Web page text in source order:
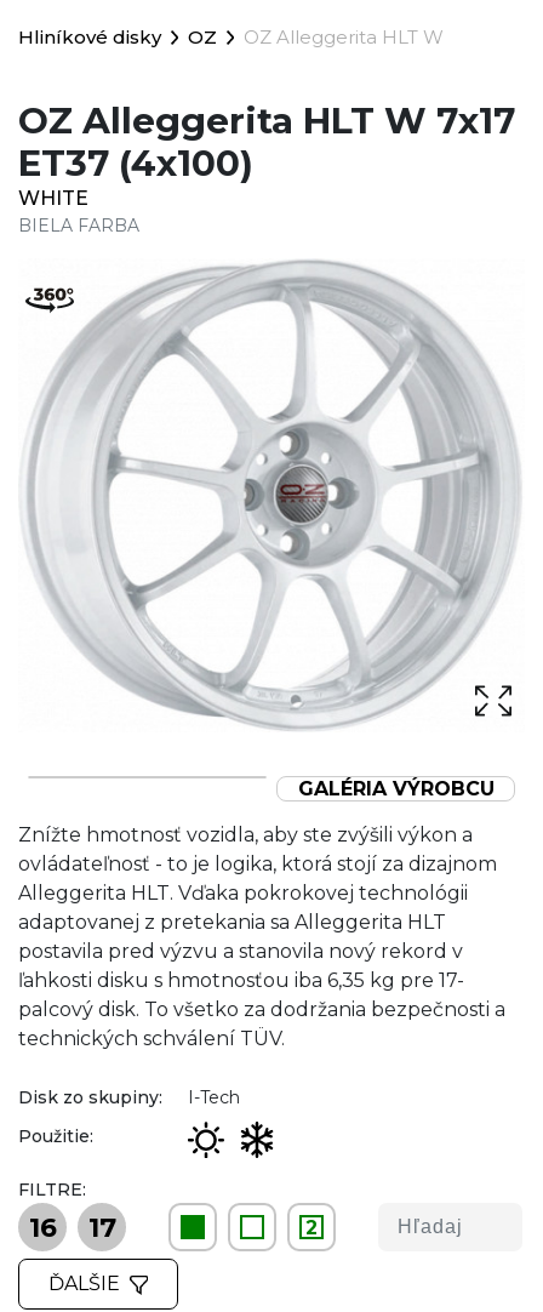
Hliníkové disky OZ OZ Alleggerita HLT W
OZ Alleggerita HLT W 7x17
ET37 (4x100)
WHITE
BIELA FARBA
GALÉRIA VÝROBCU
Znížte hmotnosť vozidla, aby ste zvýšili výkon a
ovládateľnosť - to je logika, ktorá stojí za dizajnom
Alleggerita HLT. Vďaka pokrokovej technológii
adaptovanej z pretekania sa Alleggerita HLT
postavila pred výzvu a stanovila nový rekord v
ľahkosti disku s hmotnosťou iba 6,35 kg pre 17-
palcový disk. To všetko za dodržania bezpečnosti a
technických schválení TÜV.
Disk zo skupiny:
I-Tech
Použitie:
FILTRE:
16 17 2
ĎALŠIE